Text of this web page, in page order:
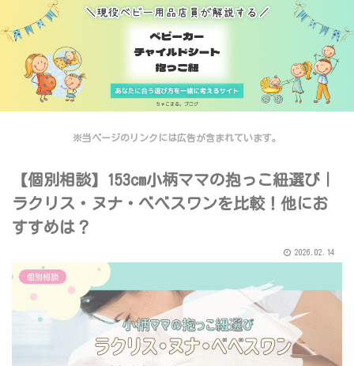
※当ページのリンクには広告が含まれています。
【個別相談】153cm小柄ママの抱っこ紐選び｜
ラクリス・ヌナ・べべスワンを比較！他にお
すすめは？
2026.02.14
個別相談